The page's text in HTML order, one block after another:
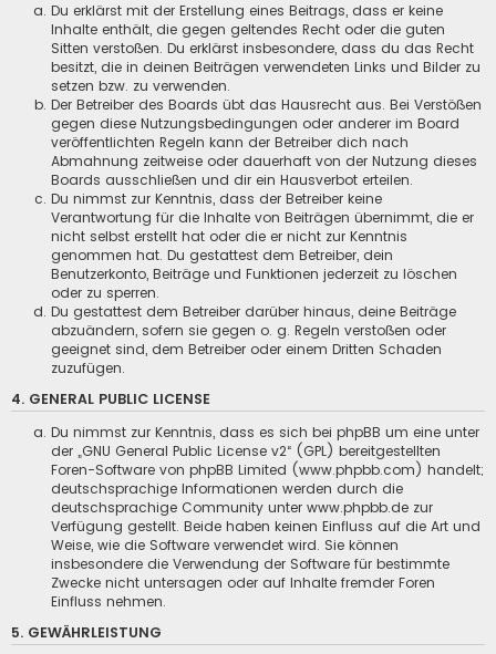
Du erklärst mit der Erstellung eines Beitrags, dass er keine
Inhalte enthält, die gegen geltendes Recht oder die guten
Sitten verstoßen. Du erklärst insbesondere, dass du das Recht
besitzt, die in deinen Beiträgen verwendeten Links und Bilder zu
setzen bzw. zu verwenden.
Der Betreiber des Boards übt das Hausrecht aus. Bei Verstößen
gegen diese Nutzungsbedingungen oder anderer im Board
veröffentlichten Regeln kann der Betreiber dich nach
Abmahnung zeitweise oder dauerhaft von der Nutzung dieses
Boards ausschließen und dir ein Hausverbot erteilen.
Du nimmst zur Kenntnis, dass der Betreiber keine
Verantwortung für die Inhalte von Beiträgen übernimmt, die er
nicht selbst erstellt hat oder die er nicht zur Kenntnis
genommen hat. Du gestattest dem Betreiber, dein
Benutzerkonto, Beiträge und Funktionen jederzeit zu löschen
oder zu sperren.
Du gestattest dem Betreiber darüber hinaus, deine Beiträge
abzuändern, sofern sie gegen o. g. Regeln verstoßen oder
geeignet sind, dem Betreiber oder einem Dritten Schaden
zuzufügen.
4. GENERAL PUBLIC LICENSE
Du nimmst zur Kenntnis, dass es sich bei phpBB um eine unter
der „GNU General Public License v2“ (GPL) bereitgestellten
Foren-Software von phpBB Limited (www.phpbb.com) handelt;
deutschsprachige Informationen werden durch die
deutschsprachige Community unter www.phpbb.de zur
Verfügung gestellt. Beide haben keinen Einfluss auf die Art und
Weise, wie die Software verwendet wird. Sie können
insbesondere die Verwendung der Software für bestimmte
Zwecke nicht untersagen oder auf Inhalte fremder Foren
Einfluss nehmen.
5. GEWÄHRLEISTUNG